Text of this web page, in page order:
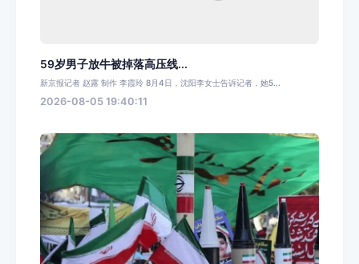
59岁男子放牛被掉落高压线...
新京报记者 赵露 制作 李霞玲 8月4日，沈阳李女士告诉记者，她5...
2026-08-05 19:40:11